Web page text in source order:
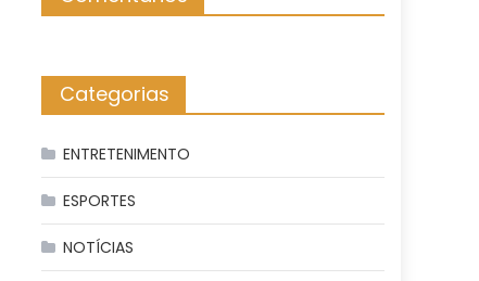
Categorias
ENTRETENIMENTO
ESPORTES
NOTÍCIAS